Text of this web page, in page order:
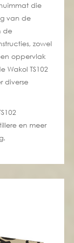
die
van de
de
zowel
oppervlak
Wakol TS102
diverse
en meer